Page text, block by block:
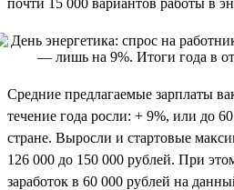
Средние предлагаемые зарплаты
течение года росли: + 9%, или до
стране. Выросли и стартовые
126 000 до 150 000 рублей. При
заработок в 60 000 рублей на